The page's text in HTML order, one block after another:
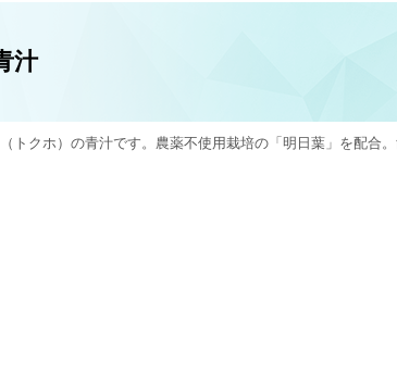
汁
トクホ）の青汁です。農薬不使用栽培の「明日葉」を配合